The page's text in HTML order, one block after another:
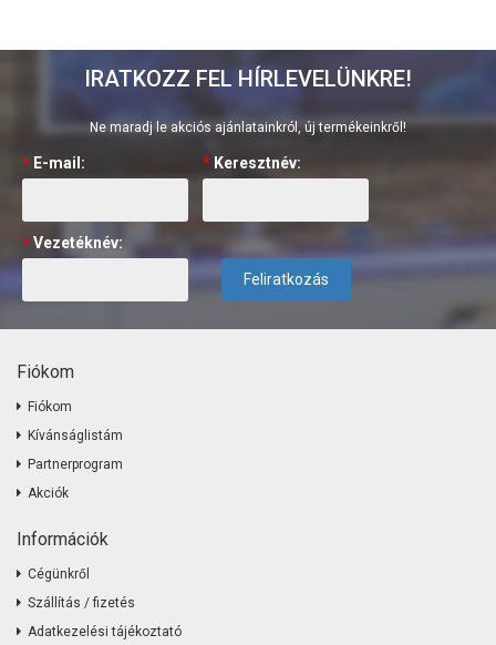
IRATKOZZ FEL HÍRLEVELÜNKRE!
Ne maradj le akciós ajánlatainkról, új termékeinkről!
* E-mail: * Keresztnév:
*Vezetéknév:
Feliratkozás
Fiókom
Fiókom
Kívánságlistám
Partnerprogram
Akciók
Információk
Cégünkről
Szállítás / fizetés
Adatkezelési tájékoztató